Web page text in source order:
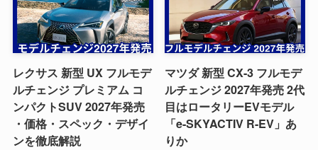
レクサス 新型 UX フルモデ
ルチェンジ プレミアム コ
ンパクトSUV 2027年発売
・価格・スペック・デザイ
ンを徹底解説
マツダ 新型 CX-3 フルモデ
ルチェンジ 2027年発売 2代
目はロータリーEVモデル
「e-SKYACTIV R-EV」あ
りか